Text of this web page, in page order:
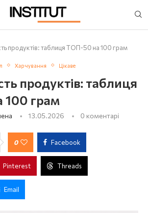
продуктів: таблиця ТОП-50 на 100 грам
Харчування Цікаве
продуктів: таблиця
грам
13.05.2026 0 коментарі
0 Facebook
Pinterest Threads
Email